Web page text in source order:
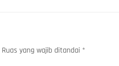
Ruas yang wajib ditandai *